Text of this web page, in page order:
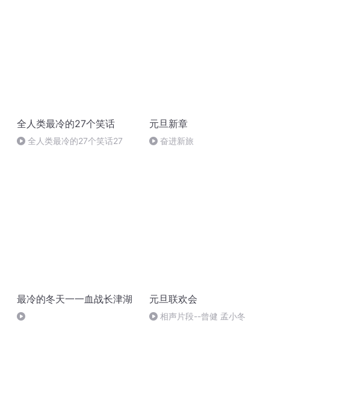
全人类最冷的27个笑话
全人类最冷的27个笑话27
元旦新章
奋进新旅
最冷的冬天一一血战长津湖 元旦联欢会
相声片段--曾健 孟小冬